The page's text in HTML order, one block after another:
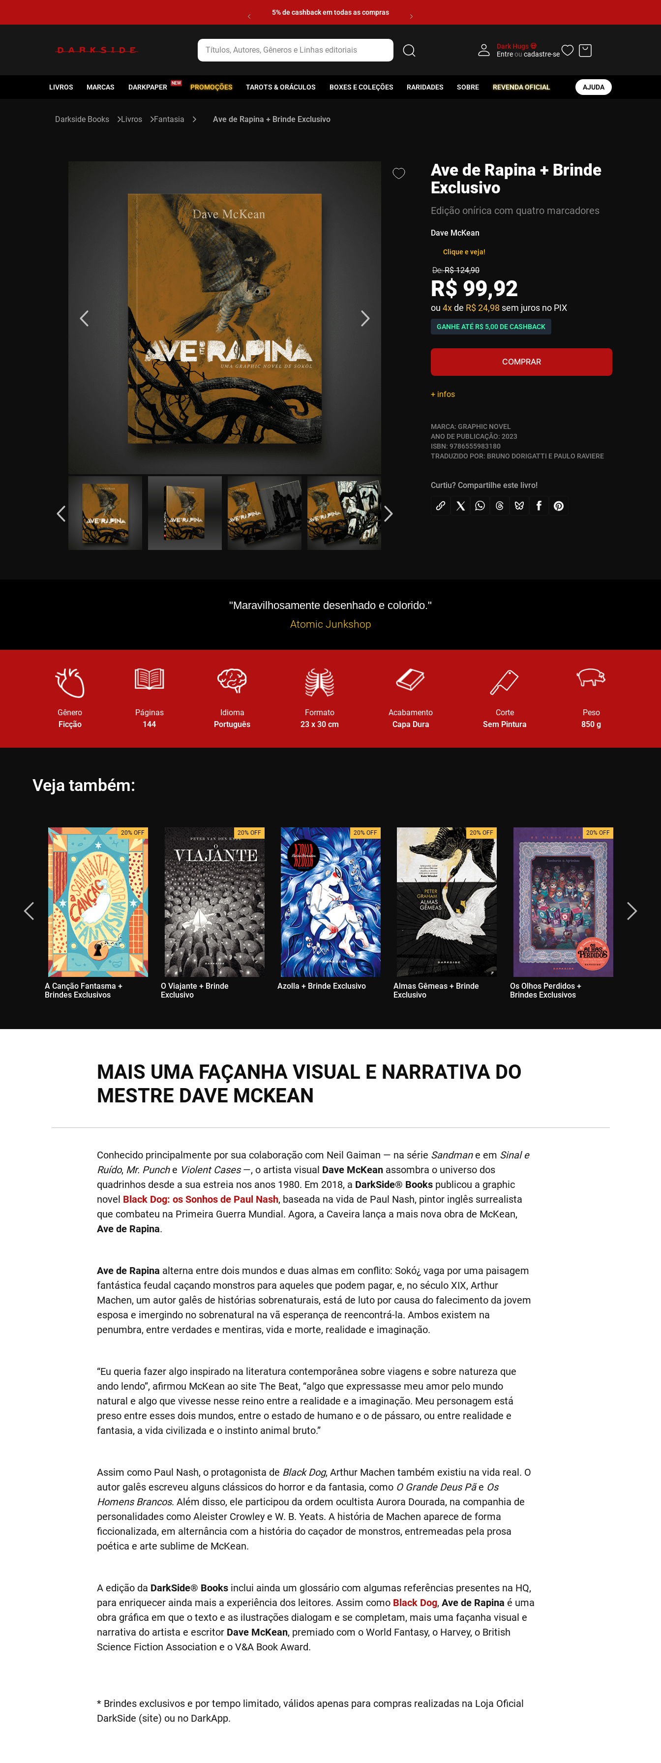
5% de cashback em todas as compras
Títulos, Autores, Gêneros e Linhas editoriais
Dark Hugs 💀
Entreou cadastre-se
LIVROS MARCAS DARKPAPER PROMOÇÕES TAROTS & ORÁCULOS BOXES E COLEÇÕES RARIDADES SOBRE REVENDA OFICIAL AJUDA
Livros Fantasia Ave de Rapina + Brinde Exclusivo
Ave de Rapina + Brinde
Exclusivo
Edição onírica com quatro marcadores
Dave McKean
Clique e veja!
R$ 124,90
R$ 99,92
ou 4xde R$ 24,98 sem juros no PIX
GANHE ATÉ R$ 5,00 DE CASHBACK
COMPRAR
+ infos
MARCA: GRAPHIC NOVEL
ANO DE PUBLICAÇÃO: 2023
ISBN: 9786555983180
TRADUZIDO POR: BRUNO DORIGATTI E PAULO RAVIERE
Curtiu? Compartilhe este livro!
"Maravilhosamente desenhado e colorido."
Atomic Junkshop
Gênero
Ficção
Páginas
144
Idioma
Português
Formato
23 x 30cm
Acabamento
Capa Dura
Corte
Sem Pintura
Peso
850 g
Veja também:
20% OFF
A Canção Fantasma +
Brindes Exclusivos
20% OFF
O Viajante + Brinde
Exclusivo
20% OFF
Azolla + Brinde Exclusivo
20% OFF
Almas Gêmeas + Brinde
Exclusivo
20% OFF
Os Olhos Perdidos +
Brindes Exclusivos
MAIS UMA FAÇANHA VISUAL E NARRATIVA DO
MESTRE DAVE MCKEAN
Conhecido principalmente por sua colaboração com Neil Gaiman — na série Sandmane em Sinal e
Ruído, Mr. Punche Violent Cases—, o artista visual Dave McKeanassombra o universo dos
quadrinhos desde a sua estreia nos anos 1980. Em 2018, a DarkSide® Bookspublicou a graphic
novel Black Dog: os Sonhos de Paul Nash, baseada na vida de Paul Nash, pintor inglês surrealista
que combateu na Primeira Guerra Mundial. Agora, a Caveira lança a mais nova obra de McKean,
Ave de Rapina.
Ave de Rapina alterna entre dois mundos e duas almas em conflito: Sokó¿ vaga por uma paisagem
fantástica feudal caçando monstros para aqueles que podem pagar, e, no século XIX, Arthur
Machen, um autor galês de histórias sobrenaturais, está de luto por causa do falecimento da jovem
esposa e imergindo no sobrenatural na vã esperança de reencontrá-la. Ambos existem na
penumbra, entre verdades e mentiras, vida e morte, realidade e imaginação.
“Eu queria fazer algo inspirado na literatura contemporânea sobre viagens e sobre natureza que
ando lendo”, afirmou McKean ao site The Beat, “algo que expressasse meu amor pelo mundo
natural e algo que vivesse nesse reino entre a realidade e a imaginação. Meu personagem está
preso entre esses dois mundos, entre o estado de humano e o de pássaro, ou entre realidade e
fantasia, a vida civilizada e o instinto animal bruto.”
Assim como Paul Nash, o protagonista de Black Dog, Arthur Machen também existiu na vida real. O
autor galês escreveu alguns clássicos do horror e da fantasia, como O Grande Deus Pãe Os
Homens Brancos. Além disso, ele participou da ordem ocultista Aurora Dourada, na companhia de
personalidades como Aleister Crowley e W. B. Yeats. A história de Machen aparece de forma
ficcionalizada, em alternância com a história do caçador de monstros, entremeadas pela prosa
poética e arte sublime de McKean.
A edição da DarkSide® Booksinclui ainda um glossário com algumas referências presentes na HQ,
para enriquecer ainda mais a experiência dos leitores. Assim como Black Dog, Ave de Rapina é uma
obra gráfica em que o texto e as ilustrações dialogam e se completam, mais uma façanha visual e
narrativa do artista e escritor Dave McKean, premiado com o World Fantasy, o Harvey, o British
Science Fiction Association e o V&A Book Award.
* Brindes exclusivos e por tempo limitado, válidos apenas para compras realizadas na Loja Oficial
DarkSide (site) ou no DarkApp.